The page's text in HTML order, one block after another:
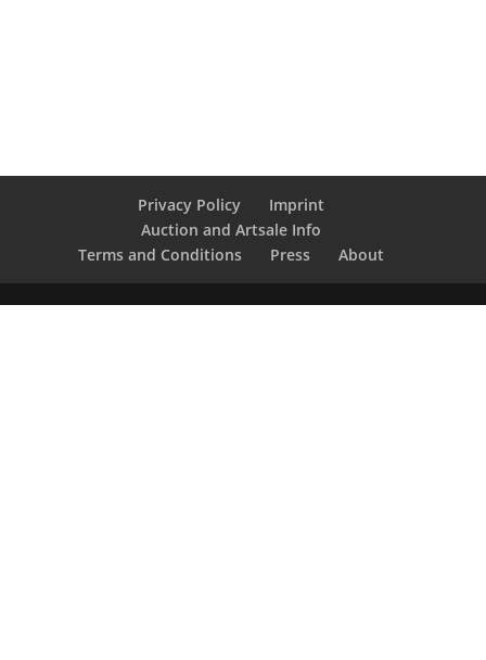
Privacy Policy
Imprint
Auction and Artsale Info
Terms and Conditions
Press About